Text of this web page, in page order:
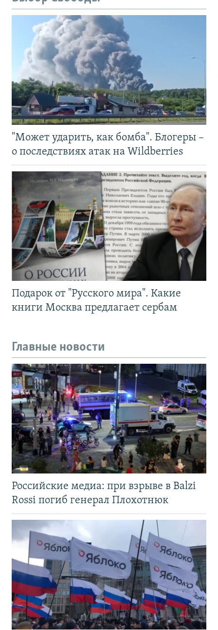
"Может ударить, как бомба". Блогеры –
о последствиях атак на Wildberries
Подарок от "Русского мира". Какие
книги Москва предлагает сербам
Главные новости
Российские медиа: при взрыве в Balzi
Rossi погиб генерал Плохотнюк